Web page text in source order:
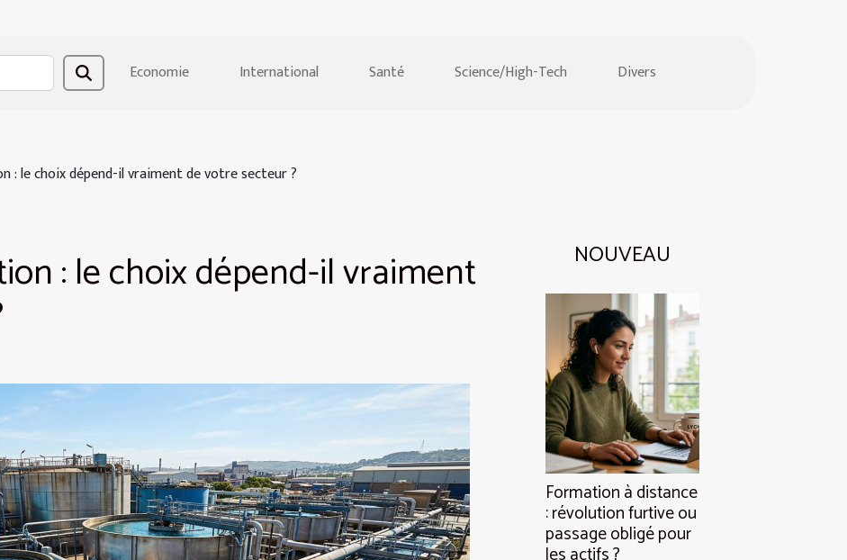
Economie International Santé Science/High-Tech Divers
: le choix dépend-il vraiment de votre secteur ?
: le choix dépend-il vraiment NOUVEAU
Formation à distance
: révolution furtive ou
passage obligé pour